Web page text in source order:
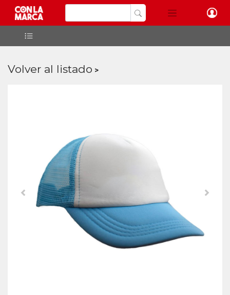
Volver al listado